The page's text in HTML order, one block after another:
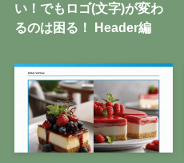
い！でもロゴ(文字)が変わ
るのは困る！ Header編